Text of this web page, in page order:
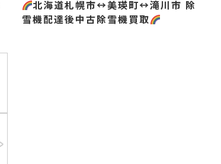
北海道札幌市↔️美瑛町↔️滝川市 除
雪機配達後中古除雪機買取